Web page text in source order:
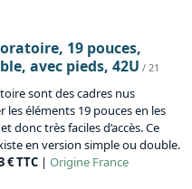
19 pouces,
avec pieds, 42U / 21
sont des cadres nus
éléments 19 pouces en les
donc très faciles d’accès. Ce
en version simple ou double.
€ TTC | Origine France